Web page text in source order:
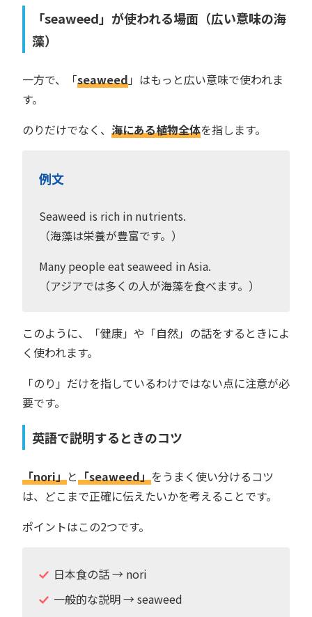
「seaweed」が使われる場面（広い意味の海
藻）
一方で、「seaweed」はもっと広い意味で使われま
す。
のりだけでなく、 海にある植物全体を指します。
例文
Seaweed is rich in nutrients.
（海藻は栄養が豊富です。）
Many people eat seaweed in Asia.
（アジアでは多くの人が海藻を食べます。）
このように、「健康」や「自然」の話をするときによ
く使われます。
「のり」だけを指しているわけではない点に注意が必
要です。
英語で説明するときのコツ
「nori」と「seaweed」をうまく使い分けるコツ
は、どこまで正確に伝えたいかを考えることです。
ポイントはこの2つです。
日本食の話 → nori
一般的な説明 → seaweed